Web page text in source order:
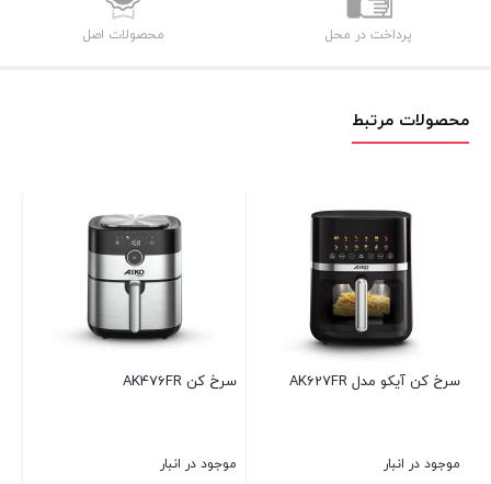
پرداخت در محل محصولات اصل
محصولات مرتبط
سرخ کن AK476FR سرخ کن آیکو مدل AK478FR